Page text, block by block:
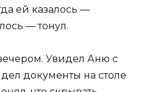
ей казалось —
— тонул.
Увидел Аню с
документы на столе